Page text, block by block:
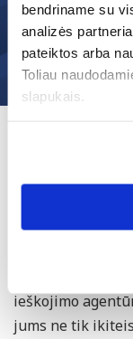
bendriname su
analizės
pateiktos arba
Toliau
slapukais.
JŪSŲ
SKOLŲ
Skolų
ieškojimo
jums ne tik